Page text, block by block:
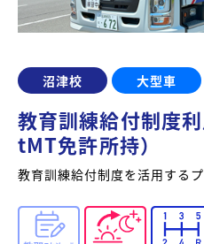
沼津校 大型車
教育訓練給付制度
tMT免許所持）
教育訓練給付制度を活用するプ